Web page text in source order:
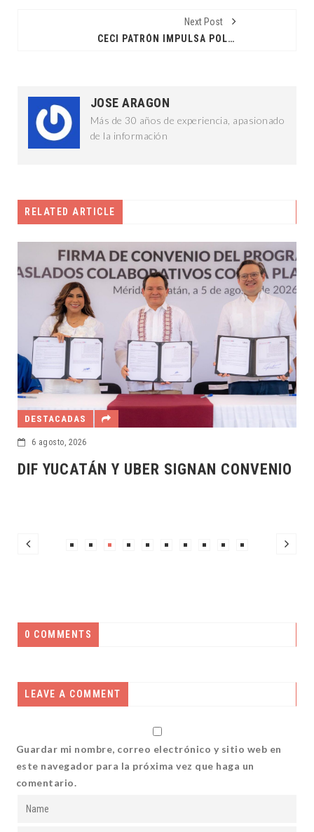
Next Post
CECI PATRÓN IMPULSA POLÍTICAS VERDES
JOSE ARAGON
Más de 30 años de experiencia, apasionado
de la información
RELATED ARTICLE
agosto, 2026
YUCATÁN Y UBER SIGNAN CONVENIO
6
0 COMMENTS
LEAVE A COMMENT
Guardar mi nombre, correo electrónico y sitio web en
este navegador para la próxima vez que haga un
comentario.